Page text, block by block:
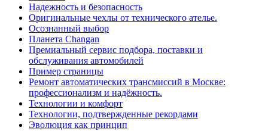
Надежность и безопасность
Оригинальные чехлы от технического ателье.
Осознанный выбор
Планета Changan
Премиальный сервис подбора, поставки и
обслуживания автомобилей
Пример страницы
Ремонт автоматических трансмиссий в Москве:
профессионализм и надёжность.
Технологии и комфорт
Технологии, подтвержденные рекордами
Эволюция как принцип